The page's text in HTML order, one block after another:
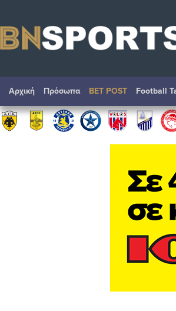
Αρχική Πρόσωπα BET POST Football